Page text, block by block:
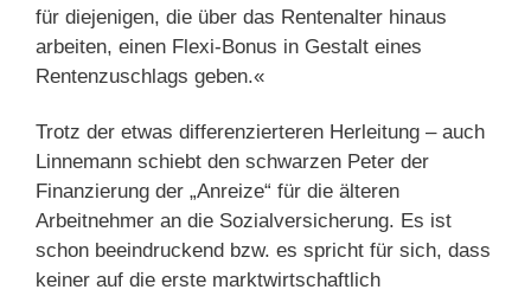
für diejenigen, die über das Rentenalter hinaus
arbeiten, einen Flexi-Bonus in Gestalt eines
Rentenzuschlags geben.«
Trotz der etwas differenzierteren Herleitung – auch
Linnemann schiebt den schwarzen Peter der
Finanzierung der „Anreize“ für die älteren
Arbeitnehmer an die Sozialversicherung. Es ist
schon beeindruckend bzw. es spricht für sich, dass
keiner auf die erste marktwirtschaftlich